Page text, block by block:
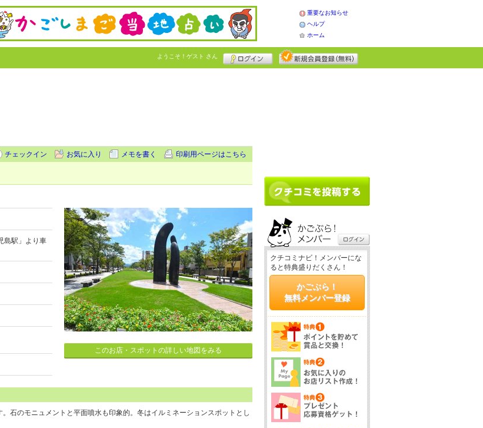
重要なお知らせ
ヘルプ
ホーム
ようこそ！ ゲスト さん
チェックイン お気に入り メモを書く 印刷用ページはこちら
島駅」より車
このお店・スポットの詳しい地図をみる
石のモニュメントと平面噴水も印象的。冬はイルミネーションスポットとし
クチコミナビ！メンバーにな
ると特典盛りだくさん！
かごぶら！
無料メンバー登録